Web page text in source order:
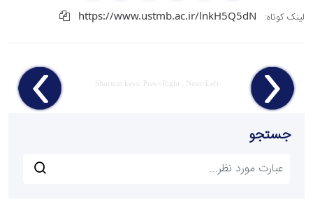
لینک کوتاه:
https://www.ustmb.ac.ir/lnkH5Q5dN
Shortcut keys: Prev=Right , Next=Left
جستجو